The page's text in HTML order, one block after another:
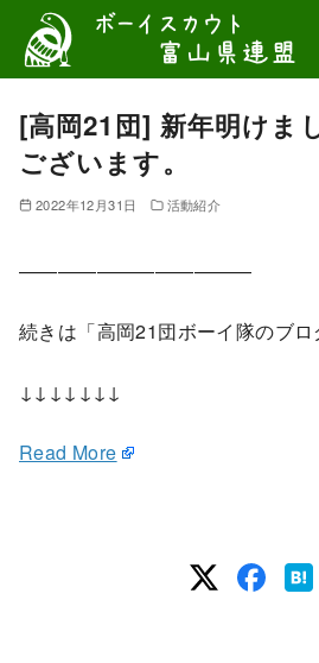
テ
[高岡21団] 新年明けま
ございます。
2022年12月31日 活動紹介
————————————
続きは「高岡21団ボーイ隊のブロ
↓↓↓↓↓↓↓
Read More